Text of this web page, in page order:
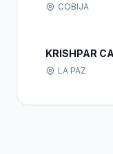
COBIJA
KRISHPAR
LA PAZ